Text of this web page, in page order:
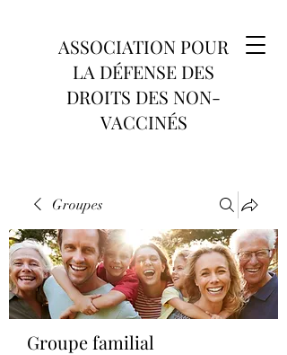
ASSOCIATION POUR
LA DÉFENSE DES
DROITS DES NON-
VACCINÉS
Groupes
Groupe familial